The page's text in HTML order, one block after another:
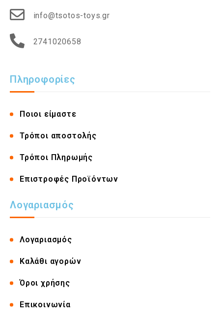
info@tsotos-toys.gr
2741020658
Πληροφορίες
Ποιοι είμαστε
Τρόποι αποστολής
Τρόποι Πληρωμής
Επιστροφές Προϊόντων
Λογαριασμός
Λογαριασμός
Καλάθι αγορών
Όροι χρήσης
Επικοινωνία